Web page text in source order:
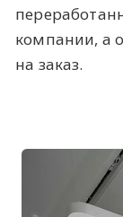
компании, а
на заказ.